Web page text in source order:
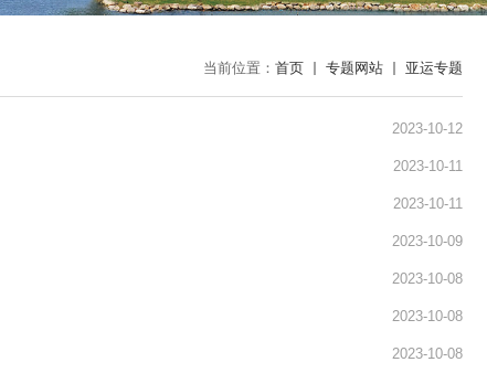
当前位置： 首页 专题网站 亚运专题
2023-10-12
2023-10-11
2023-10-11
2023-10-09
2023-10-08
2023-10-08
2023-10-08